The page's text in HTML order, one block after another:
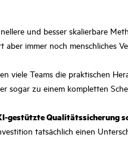
und besser skalierbare
immer noch menschliches
viele Teams die praktischen
sogar zu einem kompletten
gestützte Qualitätssicherung
tatsächlich einen